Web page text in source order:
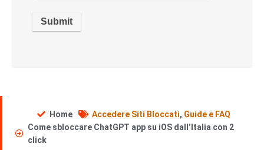
Home Accedere Siti Bloccati, Guide e FAQ
Come sbloccare ChatGPT app su iOS dall’Italia con 2
click